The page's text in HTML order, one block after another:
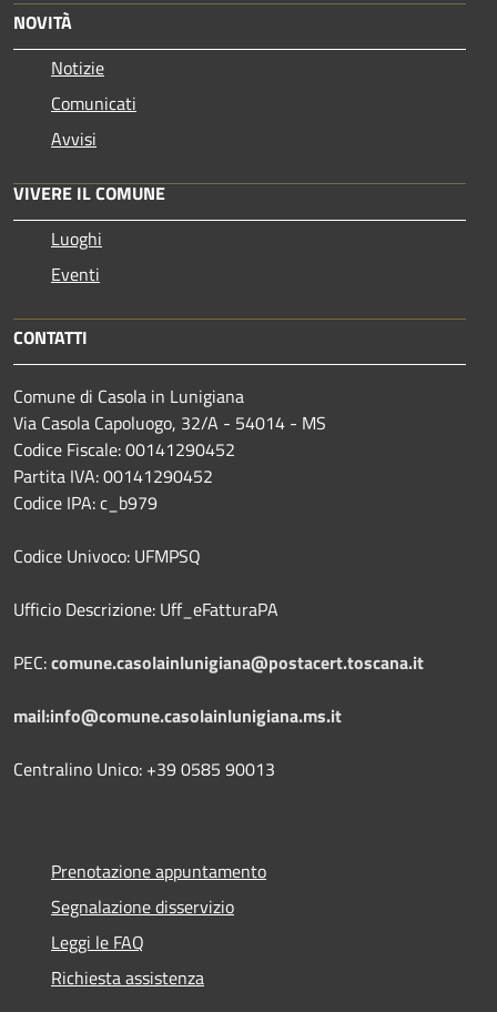
NOVITÀ
Notizie
Comunicati
Avvisi
VIVERE IL COMUNE
Luoghi
Eventi
CONTATTI
Comune di Casola in Lunigiana
Via Casola Capoluogo, 32/A - 54014 - MS
Codice Fiscale: 00141290452
Partita IVA: 00141290452
Codice IPA: c_b979
Codice Univoco: UFMPSQ
Ufficio Descrizione: Uff_eFatturaPA
PEC:comune.casolainlunigiana@postacert.toscana.it
mail:info@comune.casolainlunigiana.ms.it
Centralino Unico: +39 0585 90013
Prenotazione appuntamento
Segnalazione disservizio
Leggi le FAQ
Richiesta assistenza